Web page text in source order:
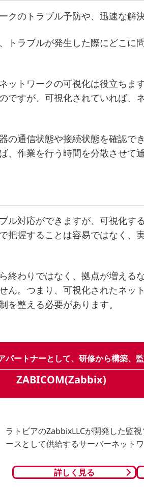
のトラブル予防や、迅速な解決
ラブルが発生した際にどこに
ットワークの可視化は役立ちま
ですが、可視化されていれば、
の通信状態や接続状態を確認で
作業を行う時間を分散させて
ル対応ができますが、可視化す
把握することは容易ではなく、
終わりではなく、拠点が増える
。つまり、可視化されたネッ
整える必要があります。
ートナーとして、研修から構築、
ZABICOM(Zabbix)
ラトビアのZabbixLLCが開発した監
ースとして供給するサーバーネット
詳しく見る